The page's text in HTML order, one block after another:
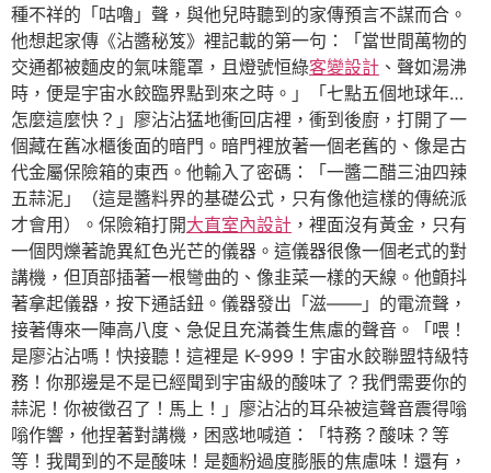
種不祥的「咕嚕」聲，與他兒時聽到的家傳預言不謀而合。
他想起家傳《沾醬秘笈》裡記載的第一句：「當世間萬物的
交通都被麵皮的氣味籠罩，且燈號恒綠客變設計 、聲如湯沸
時，便是宇宙水餃臨界點到來之時。」「七點五個地球年…
怎麼這麼快？」廖沾沾猛地衝回店裡，衝到後廚，打開了一
個藏在舊冰櫃後面的暗門。暗門裡放著一個老舊的、像是古
代金屬保險箱的東西。他輸入了密碼：「一醬二醋三油四辣
五蒜泥」（這是醬料界的基礎公式，只有像他這樣的傳統派
才會用）。保險箱打開大直室內設計 ，裡面沒有黃金，只有
一個閃爍著詭異紅色光芒的儀器。這儀器很像一個老式的對
講機，但頂部插著一根彎曲的、像韭菜一樣的天線。他顫抖
著拿起儀器，按下通話鈕。儀器發出「滋——」的電流聲，
接著傳來一陣高八度、急促且充滿養生焦慮的聲音。「喂！
是廖沾沾嗎！快接聽！這裡是 K-999！宇宙水餃聯盟特級特
務！你那邊是不是已經聞到宇宙級的酸味了？我們需要你的
蒜泥！你被徵召了！馬上！」廖沾沾的耳朵被這聲音震得嗡
嗡作響，他捏著對講機，困惑地喊道：「特務？酸味？等
等！我聞到的不是酸味！是麵粉過度膨脹的焦慮味！還有，